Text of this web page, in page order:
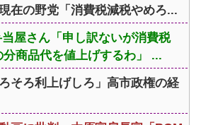
在の野党「消費税減税やめろ...
当屋さん「申し訳ないが消費税
商品代を値上げするわ」 ...
そろ利上げしろ」高市政権の経